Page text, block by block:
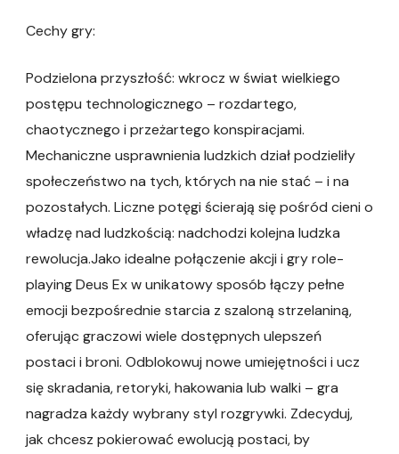
Cechy gry:
Podzielona przyszłość: wkrocz w świat wielkiego
postępu technologicznego – rozdartego,
chaotycznego i przeżartego konspiracjami.
Mechaniczne usprawnienia ludzkich dział podzieliły
społeczeństwo na tych, których na nie stać – i na
pozostałych. Liczne potęgi ścierają się pośród cieni o
władzę nad ludzkością: nadchodzi kolejna ludzka
rewolucja.Jako idealne połączenie akcji i gry role-
playing Deus Ex w unikatowy sposób łączy pełne
emocji bezpośrednie starcia z szaloną strzelaniną,
oferując graczowi wiele dostępnych ulepszeń
postaci i broni. Odblokowuj nowe umiejętności i ucz
się skradania, retoryki, hakowania lub walki – gra
nagradza każdy wybrany styl rozgrywki. Zdecyduj,
jak chcesz pokierować ewolucją postaci, by